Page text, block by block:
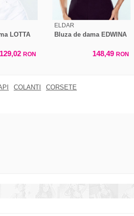
LOTTA
129,02 RON
ELDAR
Bluza de dama EDWINA
148,49 RON
COLANTI
CORSETE